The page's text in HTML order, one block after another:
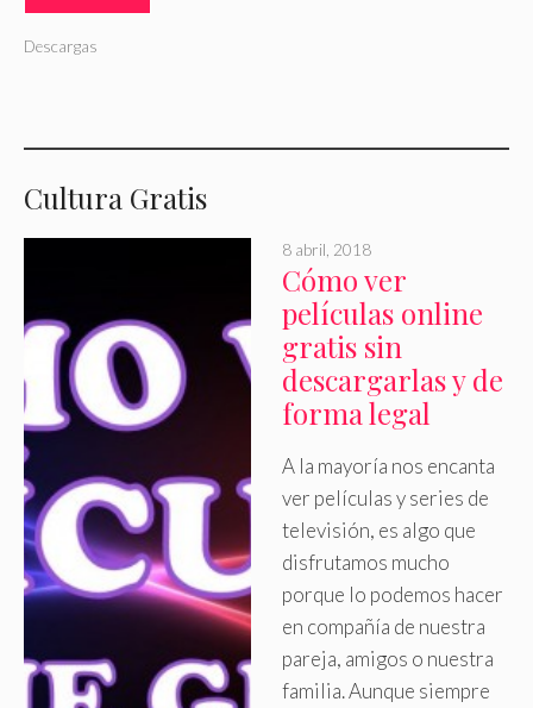
Descargas
Cultura Gratis
Cómo ver
películas online
gratis sin
descargarlas y de
forma legal
8 abril, 2018
A la mayoría nos encanta
ver películas y series de
televisión, es algo que
disfrutamos mucho
porque lo podemos hacer
en compañía de nuestra
pareja, amigos o nuestra
familia. Aunque siempre